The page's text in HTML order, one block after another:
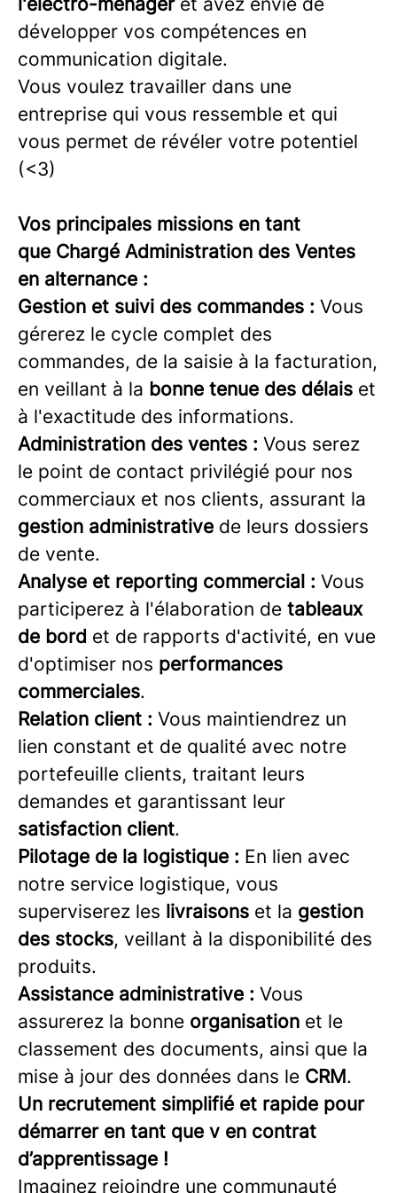
développer vos compétences en
communication digitale.
Vous voulez travailler dans une
entreprise qui vous ressemble et qui
vous permet de révéler votre potentiel
(<3)
Vos principales missions en tant
que Chargé Administration des Ventes
en alternance :
Gestion et suivi des commandes : Vous
gérerez le cycle complet des
commandes, de la saisie à la facturation,
en veillant à la bonne tenue des délais et
à l'exactitude des informations.
Administration des ventes : Vous serez
le point de contact privilégié pour nos
commerciaux et nos clients, assurant la
gestion administrative de leurs dossiers
de vente.
Analyse et reporting commercial : Vous
participerez à l'élaboration de tableaux
de bord et de rapports d'activité, en vue
d'optimiser nos performances
commerciales.
Relation client : Vous maintiendrez un
lien constant et de qualité avec notre
portefeuille clients, traitant leurs
demandes et garantissant leur
satisfaction client.
Pilotage de la logistique : En lien avec
notre service logistique, vous
superviserez les livraisons et la gestion
des stocks, veillant à la disponibilité des
produits.
Assistance administrative : Vous
assurerez la bonne organisation et le
classement des documents, ainsi que la
mise à jour des données dans le CRM.
Un recrutement simplifié et rapide pour
démarrer en tant que v en contrat
d’apprentissage !
Imaginez rejoindre une communauté